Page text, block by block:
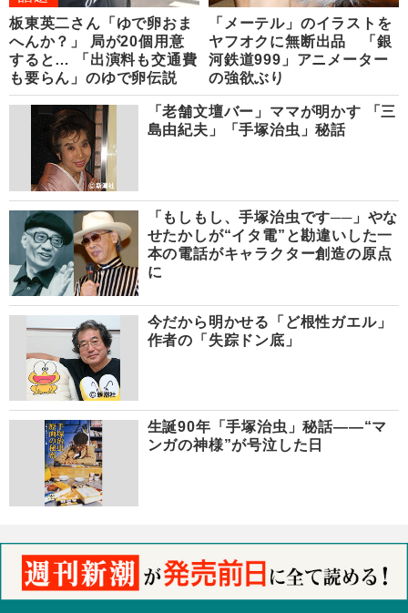
板東英二さん「ゆで卵おま
へんか？」 局が20個用意
すると… 「出演料も交通費
も要らん」のゆで卵伝説
「メーテル」のイラストを
ヤフオクに無断出品 「銀
河鉄道999」アニメーター
の強欲ぶり
「老舗文壇バー」ママが明かす 「三
島由紀夫」「手塚治虫」秘話
「もしもし、手塚治虫です──」やな
せたかしが“イタ電”と勘違いした一
本の電話がキャラクター創造の原点
に
今だから明かせる「ど根性ガエル」
作者の「失踪ドン底」
生誕90年「手塚治虫」秘話――“マ
ンガの神様”が号泣した日